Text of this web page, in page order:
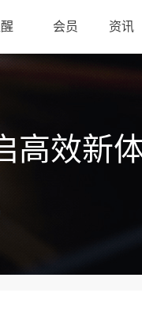
会员 资讯
高效新